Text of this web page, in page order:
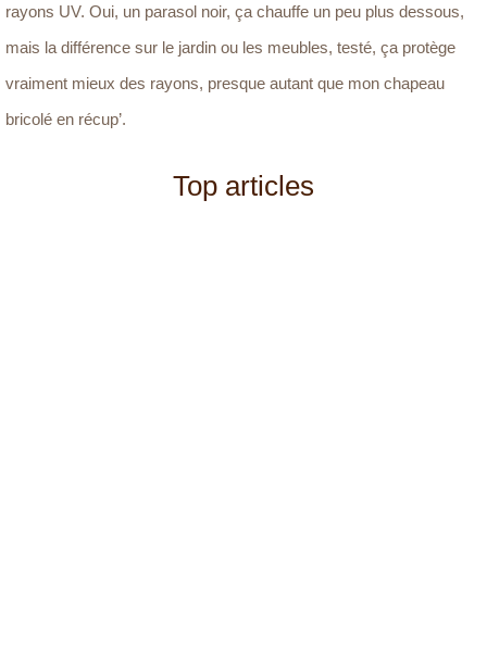
rayons UV. Oui, un parasol noir, ça chauffe un peu plus dessous,
mais la différence sur le jardin ou les meubles, testé, ça protège
vraiment mieux des rayons, presque autant que mon chapeau
bricolé en récup’.
Top articles